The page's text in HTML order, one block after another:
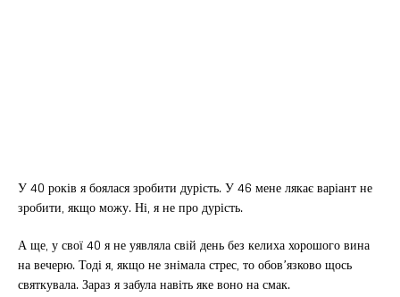
У 40 років я боялася зробити дурість. У 46 мене лякає варіант не
зробити, якщо можу. Ні, я не про дурість.
А ще, у свої 40 я не уявляла свій день без келиха хорошого вина
на вечерю. Тоді я, якщо не знімала стрес, то обов’язково щось
святкувала. Зараз я забула навіть яке воно на смак.